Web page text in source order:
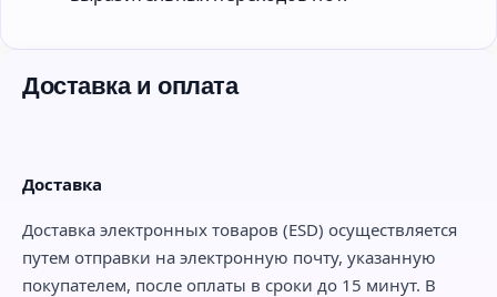
Доставка и оплата
Доставка
Доставка электронных товаров (ESD) осуществляется
путем отправки на электронную почту, указанную
покупателем, после оплаты в сроки до 15 минут. В